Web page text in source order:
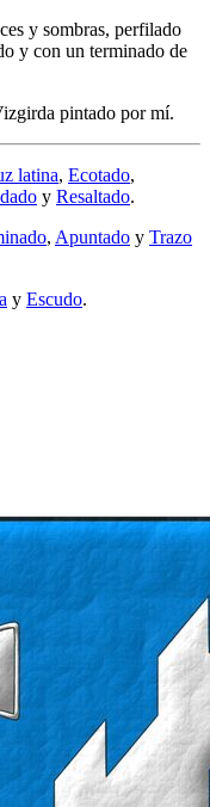
y sombras, perfilado
y con un terminado de
pintado por mí.
latina, Ecotado,
y Resaltado.
, Apuntado y Trazo
y Escudo.